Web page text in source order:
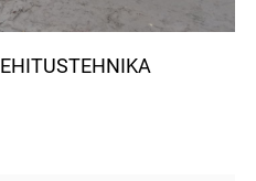
EHITUSTEHNIKA